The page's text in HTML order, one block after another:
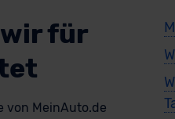
wir für
von MeinAuto.de